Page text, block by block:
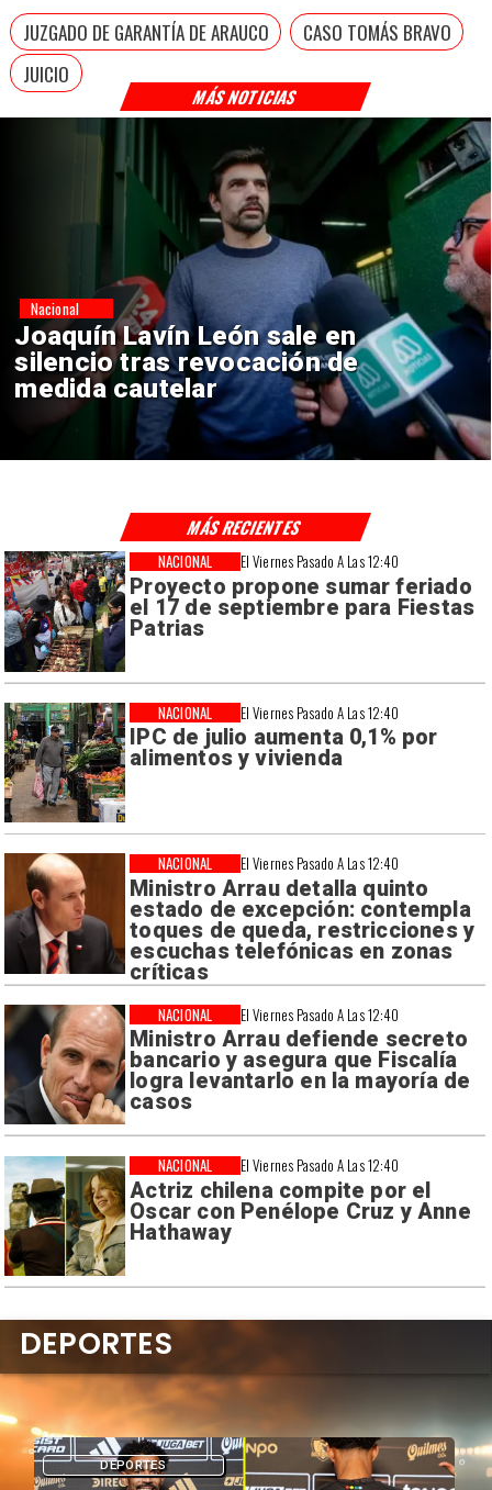
MÁS NOTICIAS
JUZGADO DE GARANTÍA DE ARAUCO
CASO TOMÁS BRAVO
JUICIO
Chile y Venezuela formalizan
reinicio de relaciones
consulares
Nacional
El Viernes Pasado A Las 12:40
Proyecto propone sumar feriado
el 17 de septiembre para Fiestas
Patrias
NACIONAL
El Viernes Pasado A Las 12:40
IPC de julio aumenta 0,1% por
alimentos y vivienda
NACIONAL
El Viernes Pasado A Las 12:40
Ministro Arrau detalla quinto
estado de excepción: contempla
toques de queda, restricciones y
escuchas telefónicas en zonas
críticas
NACIONAL
El Viernes Pasado A Las 12:40
Ministro Arrau defiende secreto
bancario y asegura que Fiscalía
logra levantarlo en la mayoría de
casos
NACIONAL
El Viernes Pasado A Las 12:40
Actriz chilena compite por el
Oscar con Penélope Cruz y Anne
Hathaway
NACIONAL
MÁS RECIENTES
DEPORTES
DEPORTES